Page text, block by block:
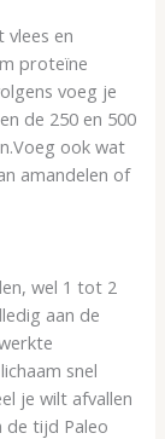
vlees en
proteïne
voeg je
de 250 en 500
ook wat
amandelen of
wel 1 tot 2
aan de
snel
je wilt afvallen
de tijd Paleo